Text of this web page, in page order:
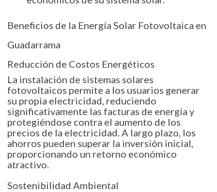
Beneficios de la Energía Solar Fotovoltaica en
Guadarrama
Reducción de Costos Energéticos
La instalación de sistemas solares
fotovoltaicos permite a los usuarios generar
su propia electricidad, reduciendo
significativamente las facturas de energía y
protegiéndose contra el aumento de los
precios de la electricidad. A largo plazo, los
ahorros pueden superar la inversión inicial,
proporcionando un retorno económico
atractivo.
Sostenibilidad Ambiental